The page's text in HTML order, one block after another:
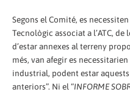
Segons el Comité, es
Tecnològic associat a l’ATC,
d’estar annexes al terreny
més, van afegir es
industrial, podent estar
anteriors”. Ni el “INFORME